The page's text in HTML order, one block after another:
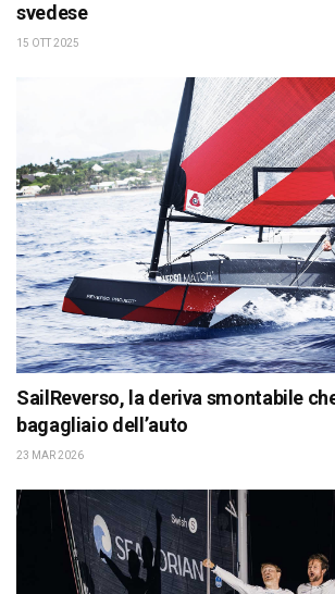
svedese
15 OTT 2025
SailReverso, la deriva smontabile
bagagliaio dell’auto
23 MAR 2026